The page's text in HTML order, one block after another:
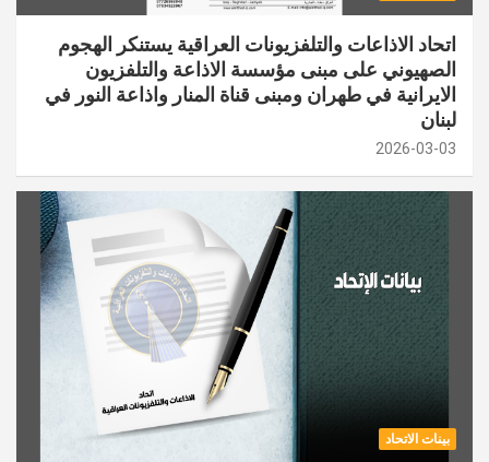
اتحاد الاذاعات والتلفزيونات العراقية يستنكر الهجوم
الصهيوني على مبنى مؤسسة الاذاعة والتلفزيون
الايرانية في طهران ومبنى قناة المنار واذاعة النور في
لبنان
2026-03-03
بينات الاتحاد